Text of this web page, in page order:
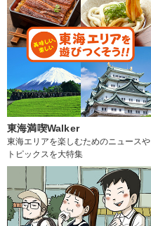
東海満喫Walker
東海エリアを楽しむためのニュースや
トピックスを大特集